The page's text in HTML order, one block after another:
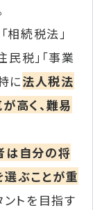
相続税法」
民税」「事業
に法人税法
高く、難易
は自分の将
ぶことが重
ントを目指す